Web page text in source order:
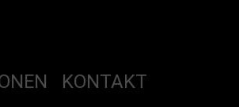
KONTAKT